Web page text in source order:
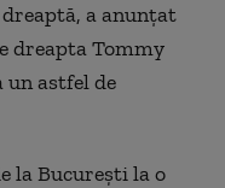
a anunțat
dreapta Tommy
un astfel de
la București la o